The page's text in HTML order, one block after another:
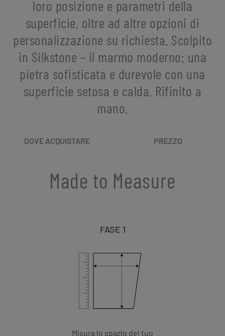
loro posizione e parametri della
superficie, oltre ad altre opzioni di
personalizzazione su richiesta. Scolpito
in Silkstone – il marmo moderno: una
pietra sofisticata e durevole con una
superficie setosa e calda. Rifinito a
mano.
DOVE ACQUISTARE PREZZO
Made to Measure
FASE 1
Misura lo spazio del tuo